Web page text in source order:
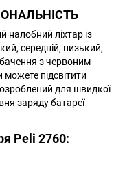
налобний ліхтар із
середній, низький,
з червоним
підсвітити
для швидкої
заряду батареї
Peli 2760: